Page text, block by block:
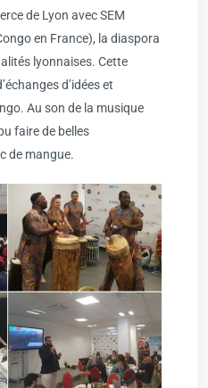
de Lyon avec SEM
en France), la diaspora
lyonnaises. Cette
d’idées et
Au son de la musique
faire de belles
de mangue.